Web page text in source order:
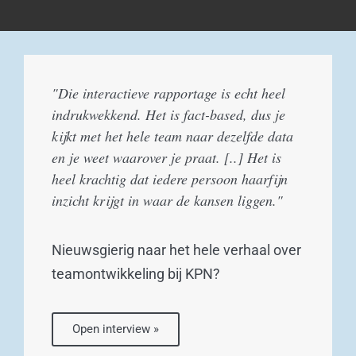
"Die interactieve rapportage is echt heel
indrukwekkend. Het is fact-based, dus je
kijkt met het hele team naar dezelfde data
en je weet waarover je praat. [..] Het is
heel krachtig dat iedere persoon haarfijn
inzicht krijgt in waar de kansen liggen."
Nieuwsgierig naar het hele verhaal over
teamontwikkeling bij KPN?
Open interview »